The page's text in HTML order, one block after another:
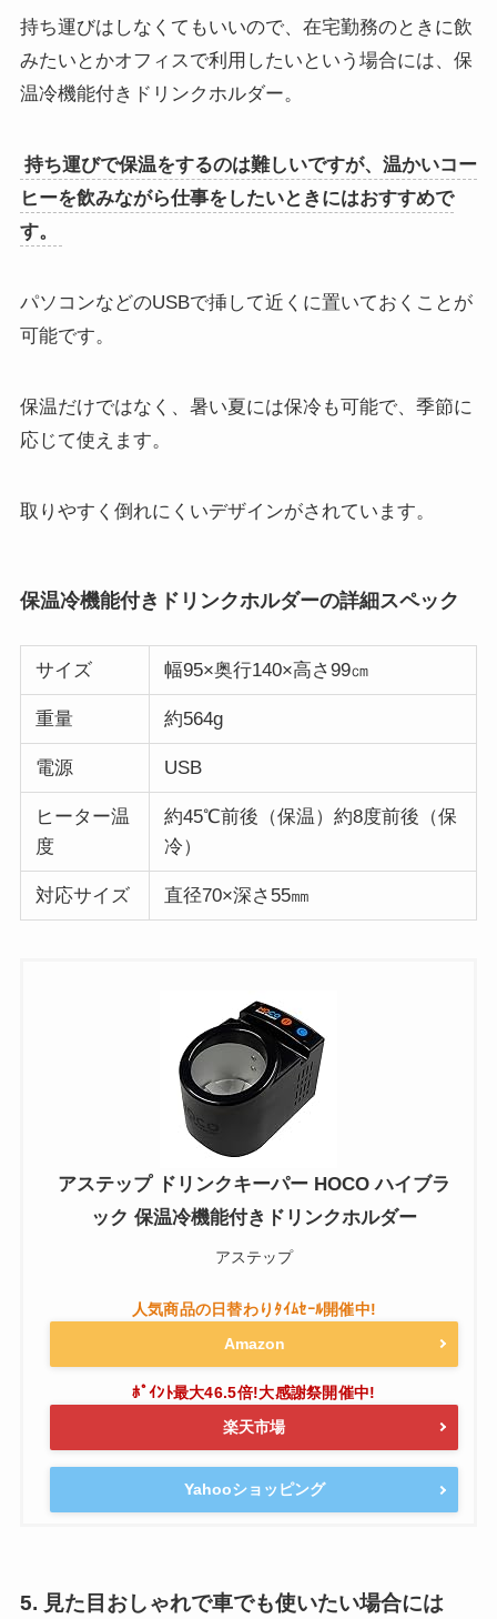
持ち運びはしなくてもいいので、在宅勤務のときに飲
みたいとかオフィスで利用したいという場合には、保
温冷機能付きドリンクホルダー。
持ち運びで保温をするのは難しいですが、温かいコー
ヒーを飲みながら仕事をしたいときにはおすすめで
す。
パソコンなどのUSBで挿して近くに置いておくことが
可能です。
保温だけではなく、暑い夏には保冷も可能で、季節に
応じて使えます。
取りやすく倒れにくいデザインがされています。
保温冷機能付きドリンクホルダーの詳細スペック
サイズ 幅95×奥行140×高さ99㎝
重量 約564g
電源 USB
ヒーター温
度
約45℃前後（保温）約8度前後（保
冷）
対応サイズ 直径70×深さ55㎜
アステップ ドリンクキーパー HOCO ハイブラ
ック 保温冷機能付きドリンクホルダー
アステップ
Amazon
楽天市場
Yahooショッピング
5. 見た目おしゃれで車でも使いたい場合には